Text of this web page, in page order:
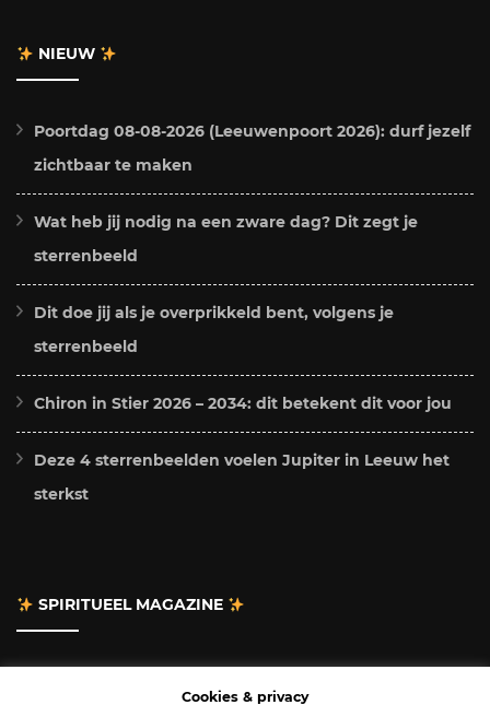
NIEUW
Poortdag 08-08-2026 (Leeuwenpoort 2026): durf jezelf
zichtbaar te maken
Wat heb jij nodig na een zware dag? Dit zegt je
sterrenbeeld
Dit doe jij als je overprikkeld bent, volgens je
sterrenbeeld
Chiron in Stier 2026 – 2034: dit betekent dit voor jou
Deze 4 sterrenbeelden voelen Jupiter in Leeuw het
sterkst
SPIRITUEEL MAGAZINE
Cookies & privacy